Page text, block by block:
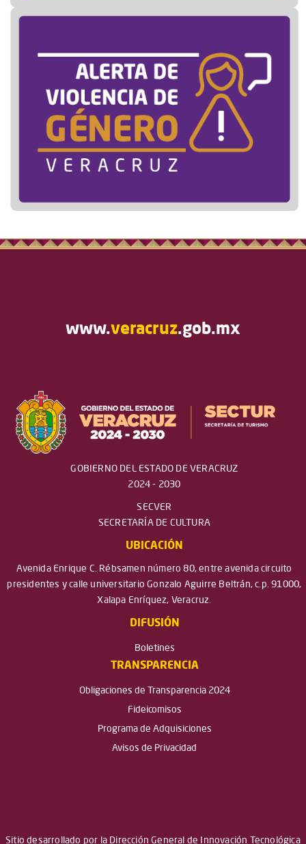
www.veracruz.gob.mx
GOBIERNO DEL ESTADO DE VERACRUZ
2024 - 2030
SECVER
SECRETARÍA DE CULTURA
UBICACIÓN
Avenida Enrique C. Rébsamen número 80, entre avenida circuito
presidentes y calle universitario Gonzalo Aguirre Beltrán, c.p. 91000,
Xalapa Enríquez, Veracruz.
DIFUSIÓN
Boletines
TRANSPARENCIA
Obligaciones de Transparencia 2024
Fideicomisos
Programa de Adquisiciones
Avisos de Privacidad
Sitio desarrollado por la Dirección General de Innovación Tecnológica